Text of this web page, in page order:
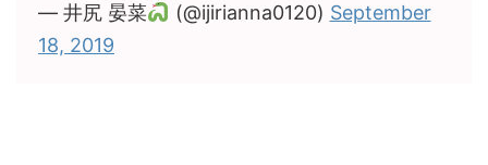
— 井尻 晏菜 (@ijirianna0120) September
18, 2019